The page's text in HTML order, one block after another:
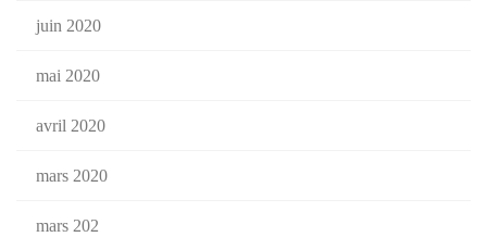
juin 2020
mai 2020
avril 2020
mars 2020
mars 202